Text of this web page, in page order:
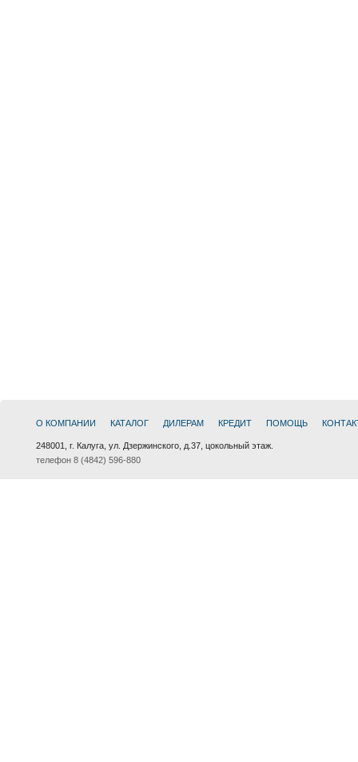
О КОМПАНИИ КАТАЛОГ ДИЛЕРАМ КРЕДИТ ПОМОЩЬ
248001, г. Калуга, ул. Дзержинского, д.37, цокольный этаж.
телефон 8 (4842) 596-880